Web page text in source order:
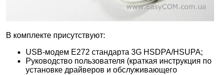
В комплекте присутствуют:
USB-модем E272 стандарта 3G HSDPA/HSUPA;
Руководство пользователя (краткая инструкция по
установке драйверов и обслуживающего